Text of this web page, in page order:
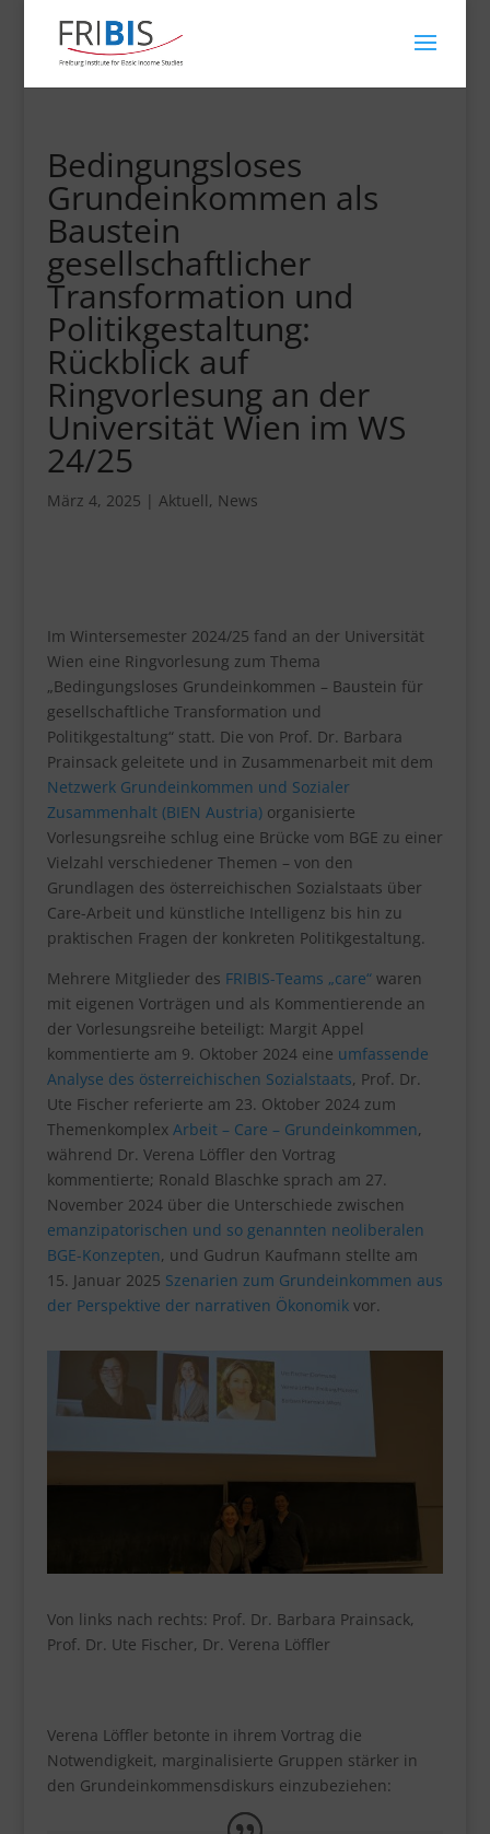
Bedingungsloses
Grundeinkommen als
Baustein
gesellschaftlicher
Transformation und
Politikgestaltung:
Rückblick auf
Ringvorlesung an der
Universität Wien im WS
24/25
März 4, 2025 | Aktuell, News
Im Wintersemester 2024/25 fand an der Universität
Wien eine Ringvorlesung zum Thema
„Bedingungsloses Grundeinkommen – Baustein für
gesellschaftliche Transformation und
Politikgestaltung“ statt. Die von Prof. Dr. Barbara
Prainsack geleitete und in Zusammenarbeit mit dem
Netzwerk Grundeinkommen und Sozialer
Zusammenhalt (BIEN Austria)organisierte
Vorlesungsreihe schlug eine Brücke vom BGE zu einer
Vielzahl verschiedener Themen – von den
Grundlagen des österreichischen Sozialstaats über
Care-Arbeit und künstliche Intelligenz bis hin zu
praktischen Fragen der konkreten Politikgestaltung.
Mehrere Mitglieder des FRIBIS-Teams „care“waren
mit eigenen Vorträgen und als Kommentierende an
der Vorlesungsreihe beteiligt: Margit Appel
kommentierte am 9. Oktober 2024 eine umfassende
Analyse des österreichischen Sozialstaats, Prof. Dr.
Ute Fischer referierte am 23. Oktober 2024 zum
Themenkomplex Arbeit – Care – Grundeinkommen,
während Dr. Verena Löffler den Vortrag
kommentierte; Ronald Blaschke sprach am 27.
November 2024 über die Unterschiede zwischen
emanzipatorischen und so genannten neoliberalen
BGE-Konzepten, und Gudrun Kaufmann stellte am
15. Januar 2025 Szenarien zum Grundeinkommen aus
der Perspektive der narrativen Ökonomikvor.
Von links nach rechts: Prof. Dr. Barbara Prainsack,
Prof. Dr. Ute Fischer, Dr. Verena Löffler
Verena Löffler betonte in ihrem Vortrag die
Notwendigkeit, marginalisierte Gruppen stärker in
den Grundeinkommensdiskurs einzubeziehen: